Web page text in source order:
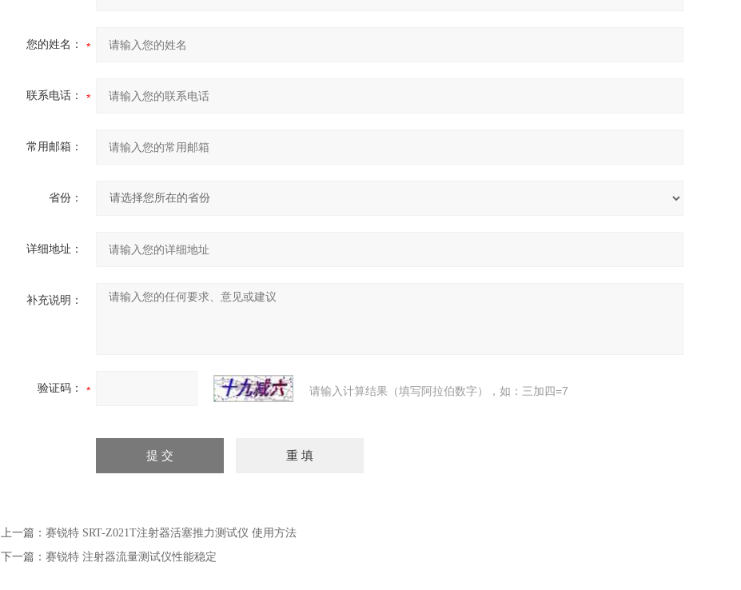
您的姓名：
联系电话：
常用邮箱：
省份：
详细地址：
补充说明：
验证码： 请输入计算结果（填写阿拉伯数字），如：三加四=7
上一篇： 赛锐特 SRT-Z021T注射器活塞推力测试仪 使用方法
下一篇： 赛锐特 注射器流量测试仪性能稳定